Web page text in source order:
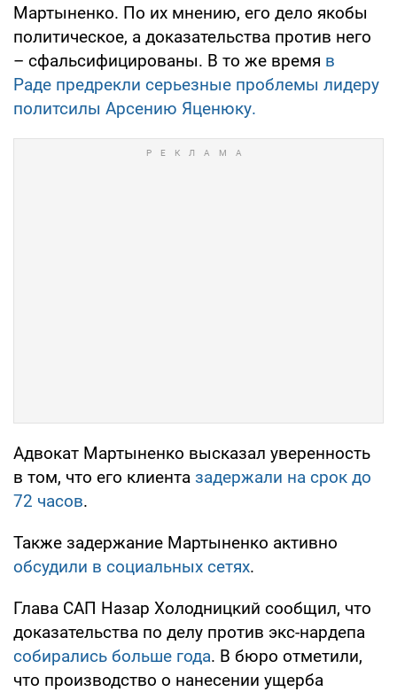
Мартыненко. По их мнению, его дело якобы
политическое, а доказательства против него
– сфальсифицированы. В то же время в
Раде предрекли серьезные проблемы лидеру
политсилы Арсению Яценюку.
Адвокат Мартыненко высказал уверенность
в том, что его клиента задержали на срок до
72 часов.
Также задержание Мартыненко активно
обсудили в социальных сетях.
Глава САП Назар Холодницкий сообщил, что
доказательства по делу против экс-нардепа
собирались больше года. В бюро отметили,
что производство о нанесении ущерба